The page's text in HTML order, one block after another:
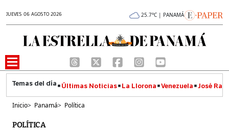
JUEVES 06 AGOSTO 2026 25.7°C | PANAMÁ
Últimas Noticias La Llorona Venezuela José
Inicio> Panamá> Política
POLÍTICA